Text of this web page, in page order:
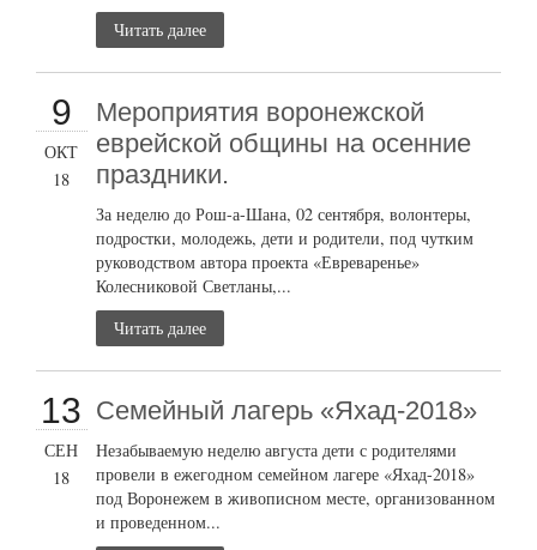
Читать далее
9
ОКТ
18
Мероприятия воронежской
еврейской общины на осенние
праздники.
За неделю до Рош-а-Шана, 02 сентября, волонтеры,
подростки, молодежь, дети и родители, под чутким
руководством автора проекта «Евреваренье»
Колесниковой Светланы,...
Читать далее
13
СЕН
18
Семейный лагерь «Яхад-2018»
Незабываемую неделю августа дети с родителями
провели в ежегодном семейном лагере «Яхад-2018»
под Воронежем в живописном месте, организованном
и проведенном...